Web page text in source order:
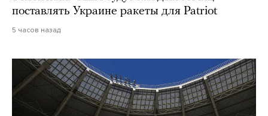
поставлять Украине ракеты для Patriot
5 часов назад